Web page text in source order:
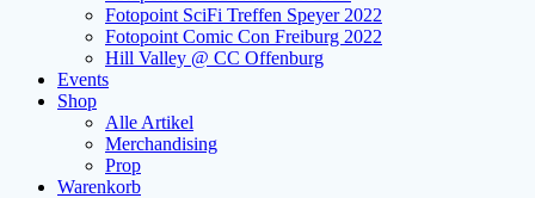
Fotopoint SciFi Treffen Speyer 2022
Fotopoint Comic Con Freiburg 2022
Hill Valley @ CC Offenburg
Events
Shop
Alle Artikel
Merchandising
Prop
Warenkorb